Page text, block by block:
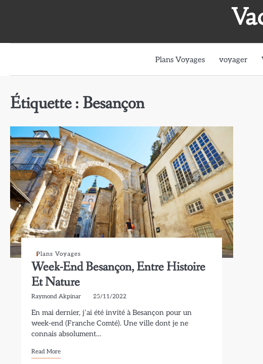
Plans Voyages voyager
Étiquette : Besançon
Plans Voyages
Week-End Besançon, Entre Histoire
Et Nature
Raymond Akpinar 25/11/2022
En mai dernier, j’ai été invité à Besançon pour un
week-end (Franche Comté). Une ville dont je ne
connais absolument…
Read More